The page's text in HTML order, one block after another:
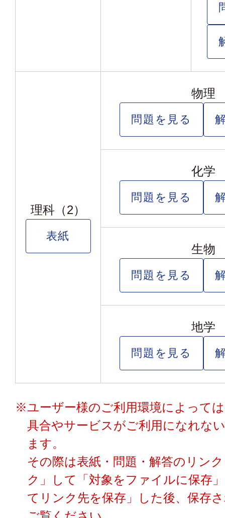
理科（2）
表紙
物理
問題を見る
化学
問題を見る
生物
問題を見る
地学
問題を見る
※ユーザー様のご利用環境によって
具合やサービスがご利用になれな
ます。
その際は表紙・問題・解答のリン
ク」して「対象をファイルに保存
てリンク先を保存」した後、保存